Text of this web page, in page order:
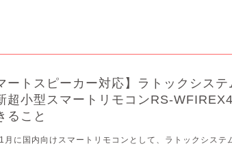
ートスピーカー対応】ラトックシステ
超小型スマートリモコンRS-WFIREX4
ること
月に国内向けスマートリモコンとして、ラトックシステ